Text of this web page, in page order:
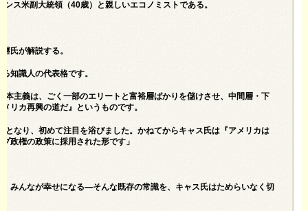
ス米副大統領（40歳）と親しいエコノミストである。
氏が解説する。
知識人の代表格です。
主義は、ごく一部のエリートと富裕層ばかりを儲けさせ、中間層・下
リカ再興の道だ』というものです。
なり、初めて注目を浴びました。かねてからキャス氏は『アメリカは
政権の政策に採用された形です」
みんなが幸せになる―そんな既存の常識を、キャス氏はためらいなく切